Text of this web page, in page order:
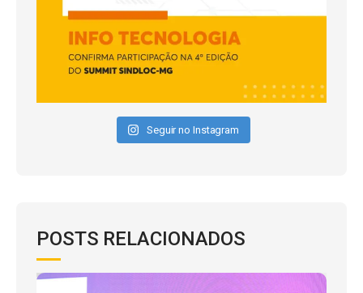
Seguir no Instagram
POSTS RELACIONADOS